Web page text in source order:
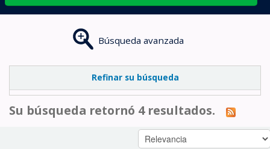
Búsqueda avanzada
Refinar su búsqueda
Su búsqueda retornó 4 resultados.